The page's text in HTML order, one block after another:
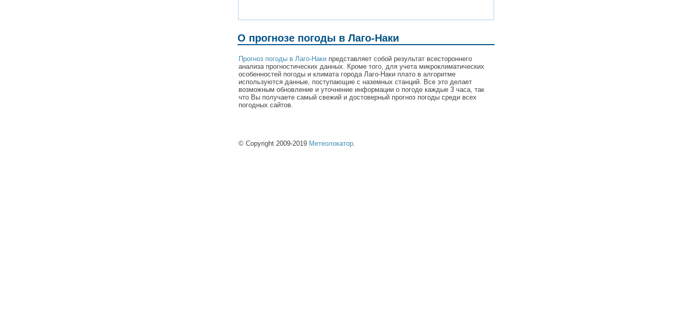
О прогнозе погоды в Лаго-Наки
Прогноз погоды в Лаго-Наки представляет собой результат всестороннего
анализа прогностических данных. Кроме того, для учета микроклиматических
особенностей погоды и климата города Лаго-Наки плато в алгоритме
используются данные, поступающие с наземных станций. Все это делает
возможным обновление и уточнение информации о погоде каждые 3 часа, так
что Вы получаете самый свежий и достоверный прогноз погоды среди всех
погодных сайтов.
© Copyright 2009-2019 Метеолокатор